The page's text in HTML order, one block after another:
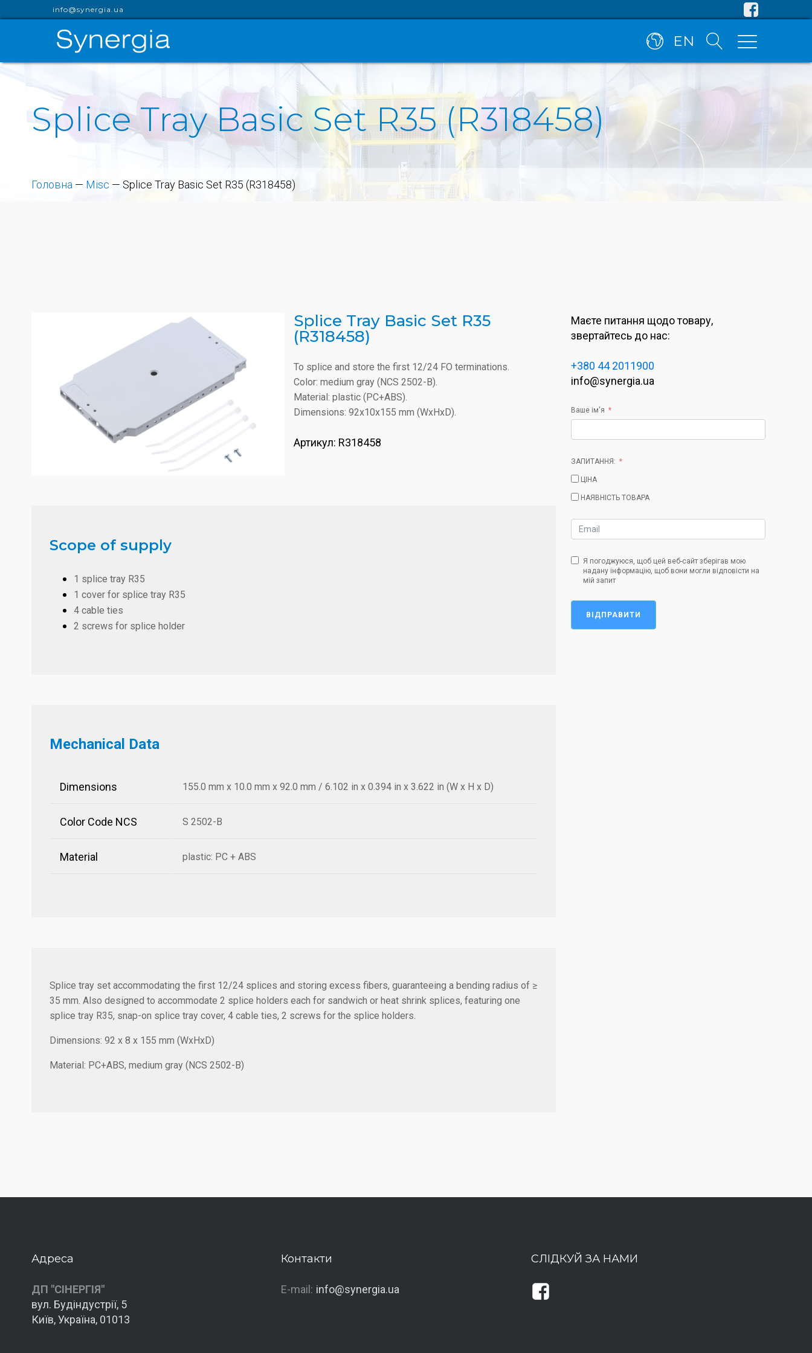
info@synergia.ua
EN
Splice Tray Basic Set R35 (R318458)
Головна — Misc — Splice Tray Basic Set R35 (R318458)
Splice Tray Basic Set R35
(R318458)
To splice and store the first 12/24 FO terminations.
Color: medium gray (NCS 2502-B).
Material: plastic (PC+ABS).
Dimensions: 92x10x155 mm (WxHxD).
Артикул: R318458
Scope of supply
1 splice tray R35
1 cover for splice tray R35
4 cable ties
2 screws for splice holder
Mechanical Data
Dimensions 155.0 mm x 10.0 mm x 92.0 mm / 6.102 in x 0.394 in x 3.622 in (W x H x D)
Color Code NCS S 2502-B
Material plastic: PC + ABS
Splice tray set accommodating the first 12/24 splices and storing excess fibers, guaranteeing a bending radius of ≥
35 mm. Also designed to accommodate 2 splice holders each for sandwich or heat shrink splices, featuring one
splice tray R35, snap-on splice tray cover, 4 cable ties, 2 screws for the splice holders.
Dimensions: 92 x 8 x 155 mm (WxHxD)
Material: PC+ABS, medium gray (NCS 2502-B)
Маєте питання щодо товару,
звертайтесь до нас:
+380 44 2011900
info@synergia.ua
Ваше ім'я
ЗАПИТАННЯ:
ЦІНА
НАЯВНІСТЬ ТОВАРА
Я погоджуюся, щоб цей веб-сайт зберігав мою
надану інформацію, щоб вони могли відповісти на
мій запит
ВІДПРАВИТИ
Адреса
ДП "СІНЕРГІЯ"
вул. Будіндустрії, 5
Київ, Україна, 01013
Контакти
E-mail: info@synergia.ua
СЛІДКУЙ ЗА НАМИ